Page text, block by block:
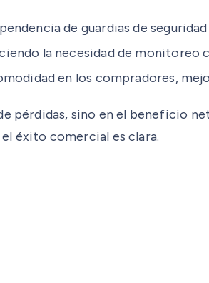
de guardias de
la necesidad de monitoreo
en los compradores,
pérdidas, sino en el beneficio
éxito comercial es clara.